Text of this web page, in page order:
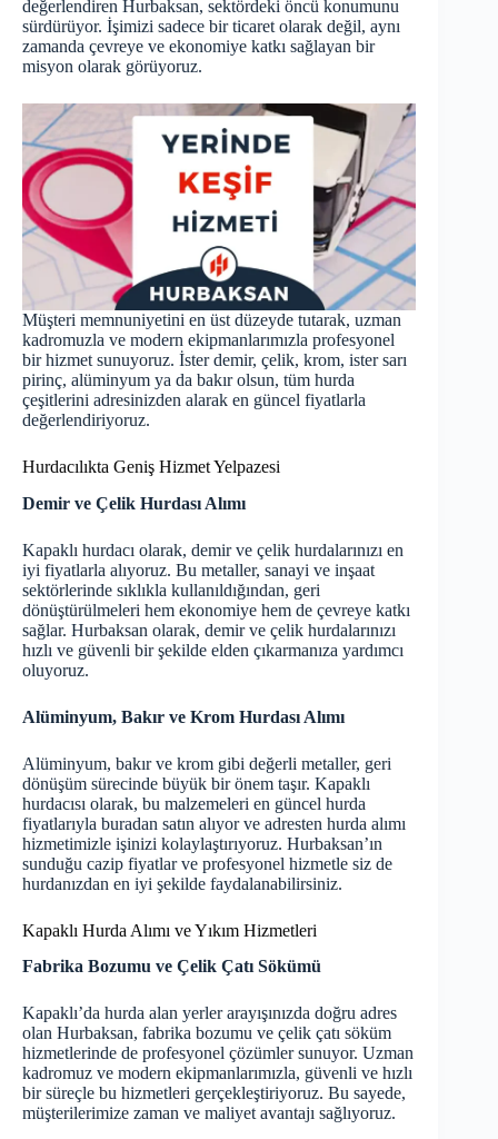
değerlendiren Hurbaksan, sektördeki öncü konumunu
sürdürüyor. İşimizi sadece bir ticaret olarak değil, aynı
zamanda çevreye ve ekonomiye katkı sağlayan bir
misyon olarak görüyoruz.
Müşteri memnuniyetini en üst düzeyde tutarak, uzman
kadromuzla ve modern ekipmanlarımızla profesyonel
bir hizmet sunuyoruz. İster demir, çelik, krom, ister sarı
pirinç, alüminyum ya da bakır olsun, tüm hurda
çeşitlerini adresinizden alarak en güncel fiyatlarla
değerlendiriyoruz.
Hurdacılıkta Geniş Hizmet Yelpazesi
Demir ve Çelik Hurdası Alımı
Kapaklı hurdacı olarak, demir ve çelik hurdalarınızı en
iyi fiyatlarla alıyoruz. Bu metaller, sanayi ve inşaat
sektörlerinde sıklıkla kullanıldığından, geri
dönüştürülmeleri hem ekonomiye hem de çevreye katkı
sağlar. Hurbaksan olarak, demir ve çelik hurdalarınızı
hızlı ve güvenli bir şekilde elden çıkarmanıza yardımcı
oluyoruz.
Alüminyum, Bakır ve Krom Hurdası Alımı
Alüminyum, bakır ve krom gibi değerli metaller, geri
dönüşüm sürecinde büyük bir önem taşır. Kapaklı
hurdacısı olarak, bu malzemeleri en güncel hurda
fiyatlarıyla buradan satın alıyor ve adresten hurda alımı
hizmetimizle işinizi kolaylaştırıyoruz. Hurbaksan’ın
sunduğu cazip fiyatlar ve profesyonel hizmetle siz de
hurdanızdan en iyi şekilde faydalanabilirsiniz.
Kapaklı Hurda Alımı ve Yıkım Hizmetleri
Fabrika Bozumu ve Çelik Çatı Sökümü
Kapaklı’da hurda alan yerler arayışınızda doğru adres
olan Hurbaksan, fabrika bozumu ve çelik çatı söküm
hizmetlerinde de profesyonel çözümler sunuyor. Uzman
kadromuz ve modern ekipmanlarımızla, güvenli ve hızlı
bir süreçle bu hizmetleri gerçekleştiriyoruz. Bu sayede,
müşterilerimize zaman ve maliyet avantajı sağlıyoruz.